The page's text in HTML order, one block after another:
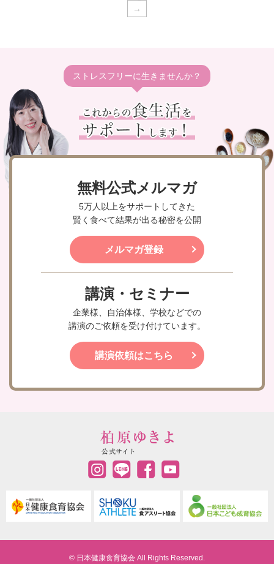
→
ストレスフリーに生きませんか？
無料公式メルマガ
5万人以上をサポートしてきた
賢く食べて結果が出る秘密を公開
メルマガ登録
講演・セミナー
企業様、自治体様、学校などでの
講演のご依頼を受け付けています。
講演依頼はこちら
© 日本健康食育協会 All Rights Reserved.